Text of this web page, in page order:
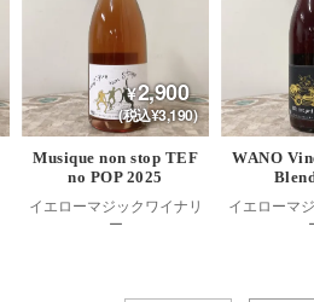
2,900
(税込¥3,190)
Musique non stop TEF
no POP 2025
イエローマジックワイナリ
ー
WANO
イエローマ